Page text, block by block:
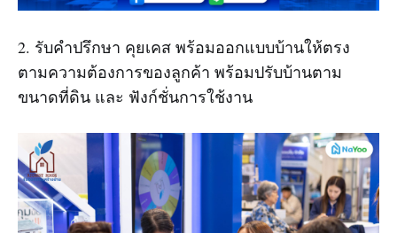
2. รับคำปรึกษา คุยเคส พร้อมออกแบบบ้านให้ตรง
ตามความต้องการของลูกค้า พร้อมปรับบ้านตาม
ขนาดที่ดิน และ ฟังก์ชั่นการใช้งาน